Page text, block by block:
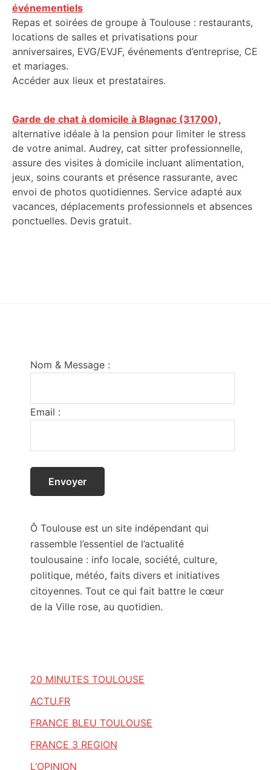
événementiels
Repas et soirées de groupe à Toulouse : restaurants,
locations de salles et privatisations pour
anniversaires, EVG/EVJF, événements d’entreprise, CE
et mariages.
Accéder aux lieux et prestataires.
Garde de chat à domicile à Blagnac (31700),
alternative idéale à la pension pour limiter le stress
de votre animal. Audrey, cat sitter professionnelle,
assure des visites à domicile incluant alimentation,
jeux, soins courants et présence rassurante, avec
envoi de photos quotidiennes. Service adapté aux
vacances, déplacements professionnels et absences
ponctuelles. Devis gratuit.
Nom & Message :
Email :
Ô Toulouse est un site indépendant qui
rassemble l’essentiel de l’actualité
toulousaine : info locale, société, culture,
politique, météo, faits divers et initiatives
citoyennes. Tout ce qui fait battre le cœur
de la Ville rose, au quotidien.
20 MINUTES TOULOUSE
ACTU.FR
FRANCE BLEU TOULOUSE
FRANCE 3 REGION
L’OPINION